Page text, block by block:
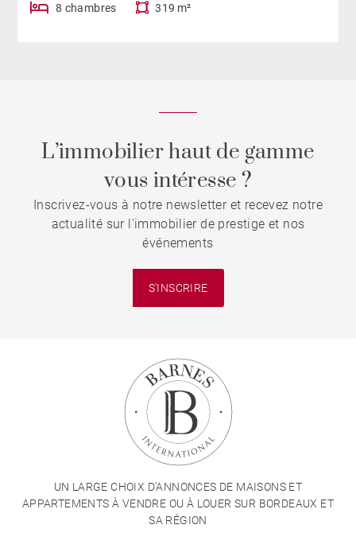
8 chambres 319 m²
L’immobilier haut de gamme
vous intéresse ?
Inscrivez-vous à notre newsletter et recevez notre
actualité sur l'immobilier de prestige et nos
événements
S'INSCRIRE
UN LARGE CHOIX D'ANNONCES DE MAISONS ET
APPARTEMENTS À VENDRE OU À LOUER SUR BORDEAUX ET
SA RÉGION